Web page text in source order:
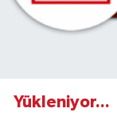
Yükleniyor...